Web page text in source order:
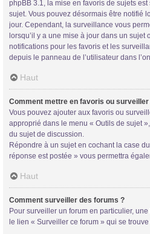
phpBB 3.1, la mise en favoris de sujets
sujet. Vous pouvez désormais être notifié
jour. Cependant, la surveillance vous
lorsqu’il y a une mise à jour dans un sujet
notifications pour les favoris et les
depuis le panneau de l’utilisateur dans
Haut
Comment mettre en favoris ou
Vous pouvez ajouter aux favoris ou
approprié dans le menu « Outils de sujet
du sujet de discussion.
Répondre à un sujet en cochant la case
réponse est postée » vous permettra
Haut
Comment surveiller des forums ?
Pour surveiller un forum en particulier,
le lien « Surveiller ce forum » qui se